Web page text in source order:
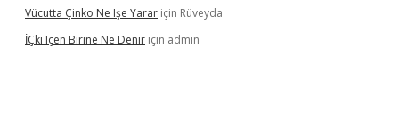
Vücutta Çinko Ne Işe Yarar için Rüveyda
İÇki Içen Birine Ne Denir için admin